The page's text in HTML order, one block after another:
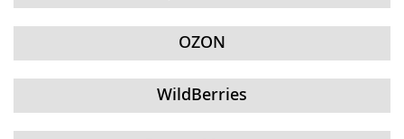
OZON
WildBerries